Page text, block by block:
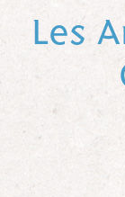
Les